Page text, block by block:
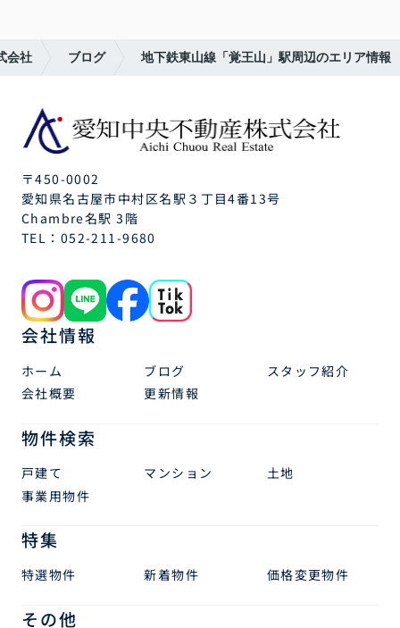
会社 ブログ 地下鉄東山線「覚王山」駅周辺のエリア情報
〒450-0002
愛知県名古屋市中村区名駅３丁目4番13号
Chambre名駅 3階
TEL： 052-211-9680
会社情報
ホーム ブログ
スタッフ紹介
会社概要
更新情報
物件検索
戸建て マンション
土地
事業用物件
特集
特選物件 新着物件 価格変更物件
その他